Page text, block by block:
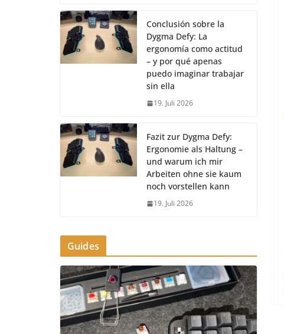
Conclusión sobre la
Dygma Defy: La
ergonomía como actitud
– y por qué apenas
puedo imaginar trabajar
sin ella
19. Juli 2026
Fazit zur Dygma Defy:
Ergonomie als Haltung –
und warum ich mir
Arbeiten ohne sie kaum
noch vorstellen kann
19. Juli 2026
Guides